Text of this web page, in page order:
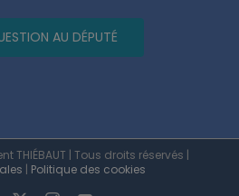
AU DÉPUTÉ
THIÉBAUT | Tous droits réservés |
| Politique des cookies